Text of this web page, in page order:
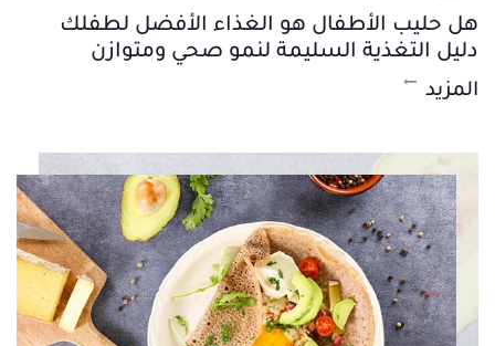
هل حليب الأطفال هو الغذاء الأفضل لطفلك
دليل التغذية السليمة لنمو صحي ومتوازن
المزيد